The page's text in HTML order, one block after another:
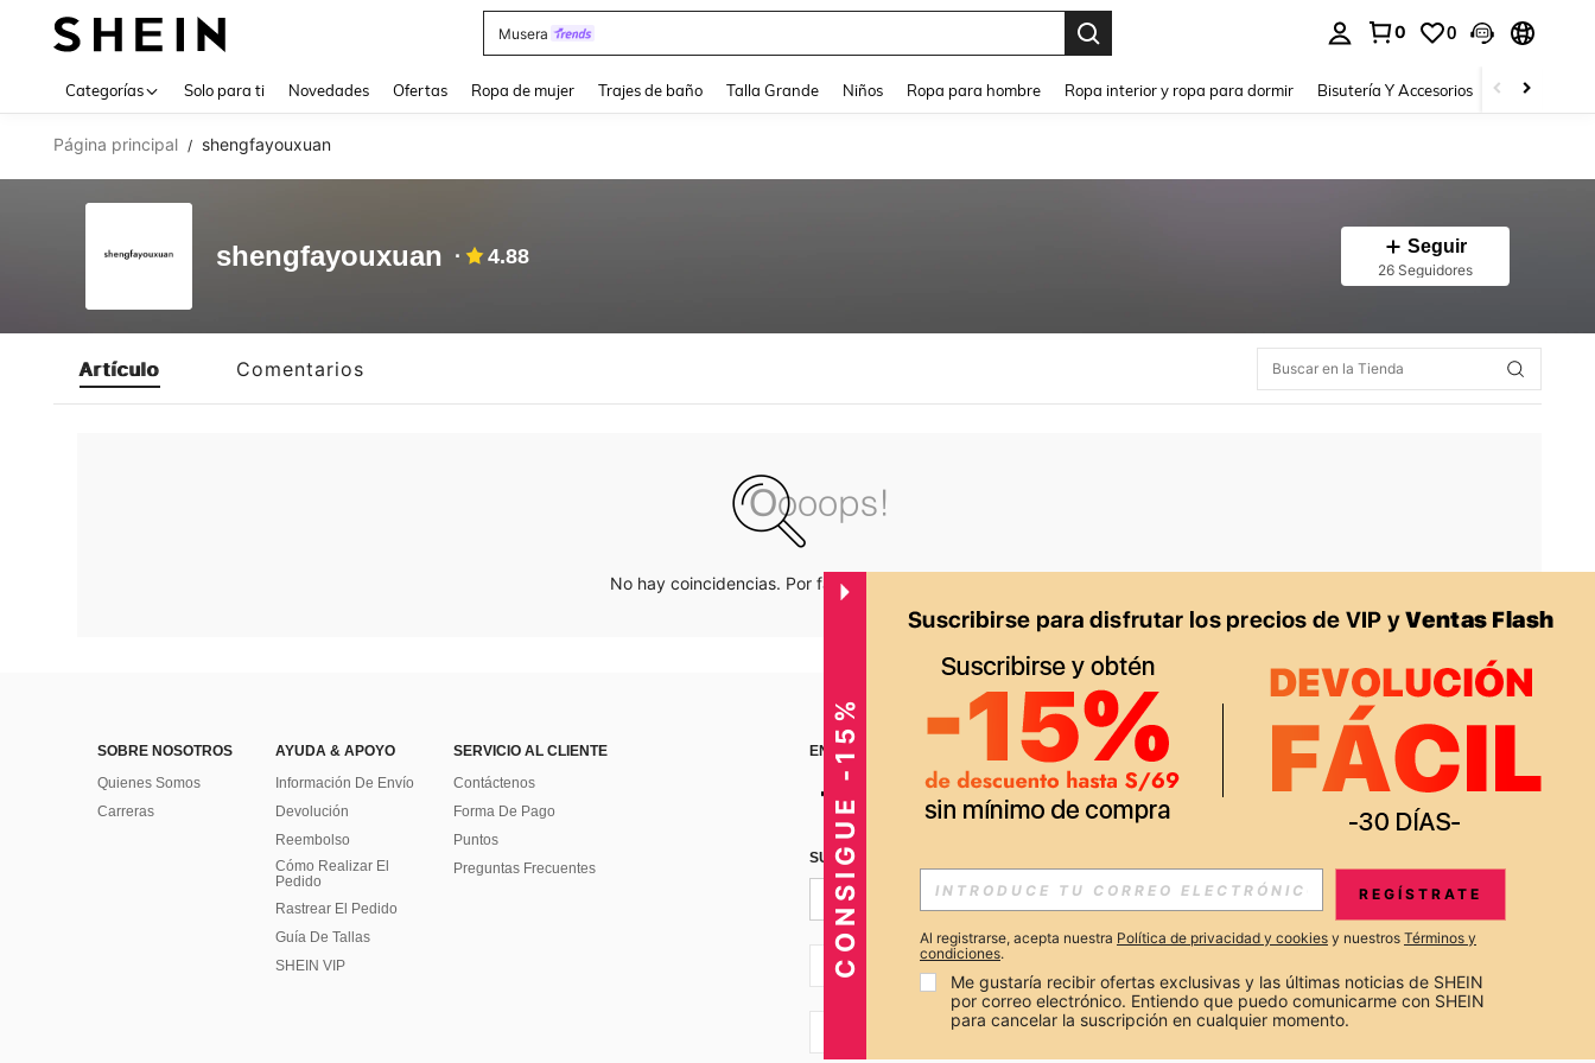
Musera
0 0
Categorías Solo para ti Novedades Ofertas Ropa de mujer Trajes de baño Talla Grande Niños Ropa para hombre Ropa interior y ropa para dormir Bisutería Y Accesorios Zapatos
Página principal / shengfayouxuan
shengfayouxuan 4.88 Seguir
26 Seguidores
Artículo Comentarios
No hay coincidencias. Por favor inténtalo de nuevo.
SOBRE NOSOTROS
Quienes Somos
Carreras
AYUDA & APOYO
Información De Envío
Devolución
Reembolso
Cómo Realizar El
Pedido
Rastrear El Pedido
Guía De Tallas
SHEIN VIP
SERVICIO AL CLIENTE
Contáctenos
Forma De Pago
Puntos
Preguntas Frecuentes
ENCUÉNTRANOS EN APP
SUSCRÍBETE PARA RECIBIR OFERTAS EXCLUSIVAS, PROMOCIONES Y NOTICIAS DE SHEIN
Suscribir
PE + 51
CONSIGUE -15% REGÍSTRATE
Al registrarse, acepta nuestra Política de privacidad y cookies y nuestros Términos y
condiciones.
Me gustaría recibir ofertas exclusivas y las últimas noticias de SHEIN
por correo electrónico. Entiendo que puedo comunicarme con SHEIN
para cancelar la suscripción en cualquier momento.